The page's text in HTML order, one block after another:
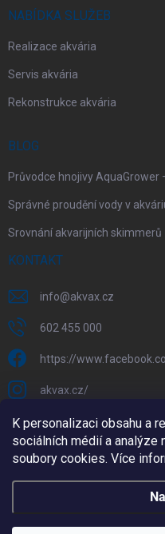
K personalizaci obsahu a
sociálních médií a analýze
soubory cookies. Více
NABÍDKA SLUŽEB
Realizace akvária
Servis akvária
Rekonstrukce akvária
BLOG
Průvodce hnojivy AquaGrower
Správné proudění vody v
Srovnání akvarijních skimmerů
KONTAKT
info@akvax.cz
602 455 000
https://
akvax.cz/
602 455 000
@akvax_cz